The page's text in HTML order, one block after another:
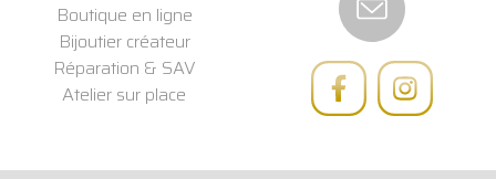
Boutique en ligne
Bijoutier créateur
Réparation & SAV
Atelier sur place